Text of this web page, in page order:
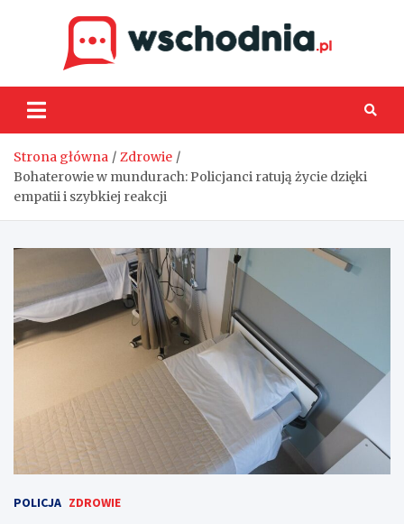
Strona główna
Zdrowie
Bohaterowie w mundurach: Policjanci ratują życie dzięki
empatii i szybkiej reakcji
POLICJA ZDROWIE